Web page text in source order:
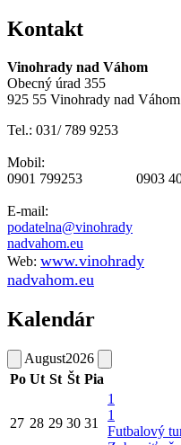
Kontakt
Vinohrady nad Váhom
Obecný úrad 355
925 55 Vinohrady nad Váhom
Tel.: 031/ 789 9253
Mobil:
0901 799253 0903
E-mail:
podatelna@vinohrady
nadvahom.eu
Web: www.vinohrady
nadvahom.eu
Kalendár
August2026
Po Ut St Št Pia
27 28 29 30 31
1
1
Futbalový